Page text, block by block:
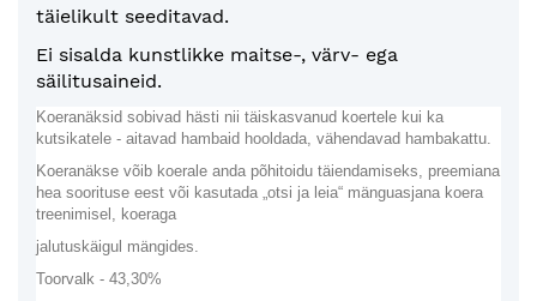
täielikult seeditavad.
Ei sisalda kunstlikke maitse-, värv- ega
säilitusaineid.
Koeranäksid sobivad hästi nii täiskasvanud koertele kui ka
kutsikatele - aitavad hambaid hooldada, vähendavad hambakattu.
Koeranäkse võib koerale anda põhitoidu täiendamiseks, preemiana
hea soorituse eest või kasutada „otsi ja leia“ mänguasjana koera
treenimisel, koeraga
jalutuskäigul mängides.
Toorvalk - 43,30%